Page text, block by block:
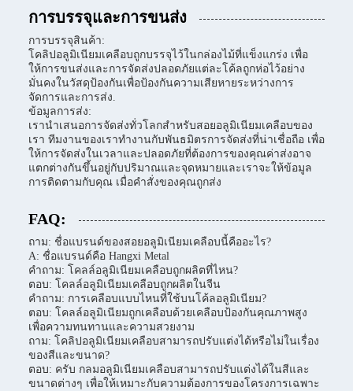
การบรรจุและการขนส่ง
การบรรจุสินค้า:
โคลิปอลูมิเนียมเคลือบถูกบรรจุไว้ในกล่องไม้ที่แข็งแกร่ง เพื่อ
ให้การขนส่งและการจัดส่งปลอดภัยแต่ละโค้ลถูกห่อไว้อย่าง
มั่นคงในวัสดุป้องกันเพื่อป้องกันความเสียหายระหว่างการ
จัดการและการส่ง.
ข้อมูลการส่ง:
เรานําเสนอการจัดส่งทั่วโลกสําหรับสอยอลูมิเนียมเคลือบของ
เรา ทีมงานของเราทํางานกับพันธมิตรการจัดส่งที่น่าเชื่อถือ เพื่อ
ให้การจัดส่งในเวลาและปลอดภัยที่ต้องการของคุณค่าส่งอาจ
แตกต่างกันขึ้นอยู่กับปริมาณและจุดหมายและเราจะให้ข้อมูล
การติดตามกับคุณ เมื่อคําสั่งของคุณถูกส่ง
FAQ:
ถาม: ชื่อแบรนด์ของสอยอลูมิเนียมเคลือบนี้คืออะไร?
A: ชื่อแบรนด์คือ Hangxi Metal
คําถาม: โคลล์อลูมิเนียมเคลือบถูกผลิตที่ไหน?
ตอบ: โคลล์อลูมิเนียมเคลือบถูกผลิตในจีน
คําถาม: การเคลือบแบบไหนที่ใช้บนโค้ลอลูมิเนียม?
ตอบ: โคลล์อลูมิเนียมถูกเคลือบด้วยเคลือบป้องกันคุณภาพสูง
เพื่อความทนทานและความสวยงาม
ถาม: โคลิปอลูมิเนียมเคลือบสามารถปรับแต่งได้หรือไม่ในเรื่อง
ของสีและขนาด?
ตอบ: ครับ กลมอลูมิเนียมเคลือบสามารถปรับแต่งได้ในสีและ
ขนาดต่างๆ เพื่อให้เหมาะกับความต้องการของโครงการเฉพาะ